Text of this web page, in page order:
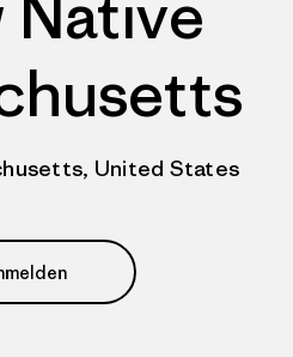
United States